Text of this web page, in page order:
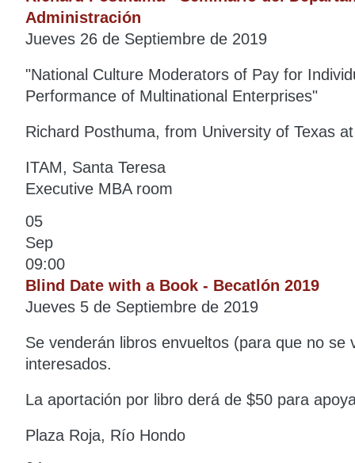
Administración
Jueves 26 de Septiembre de 2019
"National Culture Moderators of Pay for
Performance of Multinational Enterprises"
Richard Posthuma, from University of Texas
ITAM, Santa Teresa
Executive MBA room
05
Sep
09:00
Blind Date with a Book - Becatlón 2019
Jueves 5 de Septiembre de 2019
Se venderán libros envueltos (para que no se
interesados.
La aportación por libro derá de $50 para
Plaza Roja, Río Hondo